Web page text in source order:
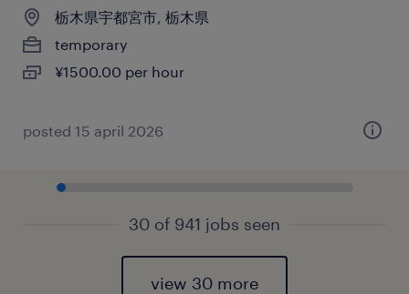
栃木県宇都宮市, 栃木県
temporary
¥1500.00 per hour
posted 15 april 2026
30 of 941 jobs seen
view 30 more